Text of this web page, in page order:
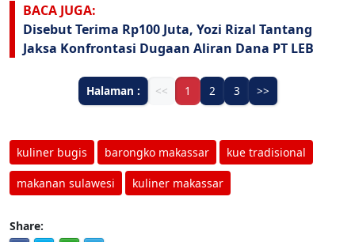
BACA JUGA:
Disebut Terima Rp100 Juta, Yozi Rizal Tantang
Jaksa Konfrontasi Dugaan Aliran Dana PT LEB
Halaman : << 1 2 3 >>
kuliner bugis barongko makassar kue tradisional
makanan sulawesi kuliner makassar
Share: